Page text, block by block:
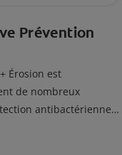
Prévention
Érosion est
de nombreux
antibactérienne